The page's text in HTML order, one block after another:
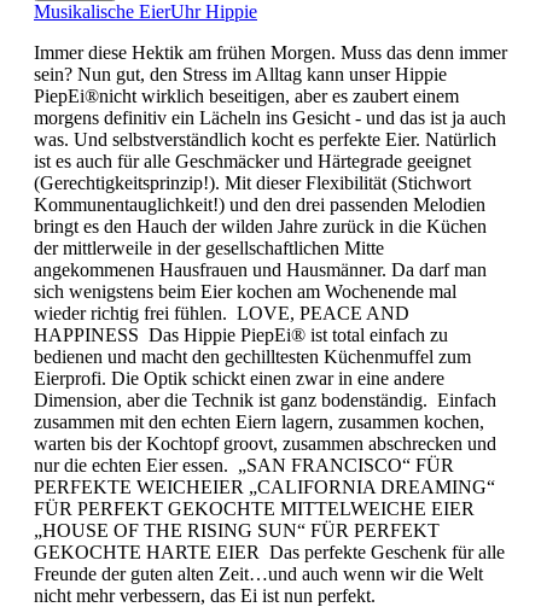
Musikalische EierUhr Hippie
Immer diese Hektik am frühen Morgen. Muss das denn immer
sein? Nun gut, den Stress im Alltag kann unser Hippie
PiepEi®nicht wirklich beseitigen, aber es zaubert einem
morgens definitiv ein Lächeln ins Gesicht - und das ist ja auch
was. Und selbstverständlich kocht es perfekte Eier. Natürlich
ist es auch für alle Geschmäcker und Härtegrade geeignet
(Gerechtigkeitsprinzip!). Mit dieser Flexibilität (Stichwort
Kommunentauglichkeit!) und den drei passenden Melodien
bringt es den Hauch der wilden Jahre zurück in die Küchen
der mittlerweile in der gesellschaftlichen Mitte
angekommenen Hausfrauen und Hausmänner. Da darf man
sich wenigstens beim Eier kochen am Wochenende mal
wieder richtig frei fühlen. LOVE, PEACE AND
HAPPINESS Das Hippie PiepEi® ist total einfach zu
bedienen und macht den gechilltesten Küchenmuffel zum
Eierprofi. Die Optik schickt einen zwar in eine andere
Dimension, aber die Technik ist ganz bodenständig. Einfach
zusammen mit den echten Eiern lagern, zusammen kochen,
warten bis der Kochtopf groovt, zusammen abschrecken und
nur die echten Eier essen. „SAN FRANCISCO“ FÜR
PERFEKTE WEICHEIER „CALIFORNIA DREAMING“
FÜR PERFEKT GEKOCHTE MITTELWEICHE EIER
„HOUSE OF THE RISING SUN“ FÜR PERFEKT
GEKOCHTE HARTE EIER Das perfekte Geschenk für alle
Freunde der guten alten Zeit…und auch wenn wir die Welt
nicht mehr verbessern, das Ei ist nun perfekt.